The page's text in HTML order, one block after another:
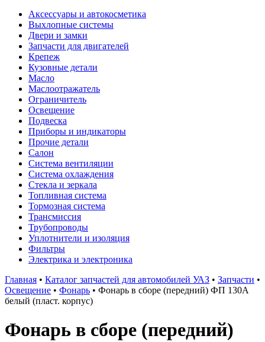
Аксессуары и автокосметика
Выхлопные системы
Двери и замки
Запчасти для двигателей
Крепеж
Кузовные детали
Масло
Маслоотражатель
Ограничитель
Освещение
Подвеска
Приборы и индикаторы
Прочие детали
Салон
Система вентиляции
Система охлаждения
Стекла и зеркала
Топливная система
Тормозная система
Трансмиссия
Трубопроводы
Уплотнители и изоляция
Фильтры
Электрика и электроника
Главная • Каталог запчастей для автомобилей УАЗ • Запчасти •
Освещение • Фонарь • Фонарь в сборе (передний) ФП 130А
белый (пласт. корпус)
Фонарь в сборе (передний)